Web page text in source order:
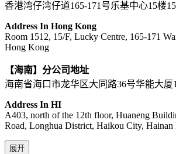
香港湾仔湾仔道165-171号乐基中心15楼
Address In Hong Kong
Room 1512, 15/F, Lucky Centre, 165-171
Hong Kong
【海南】分公司地址
海南省海口市龙华区大同路36号华能大厦
Address In HI
A403, north of the 12th floor, Huaneng
Road, Longhua District, Haikou City, Hainan
展开